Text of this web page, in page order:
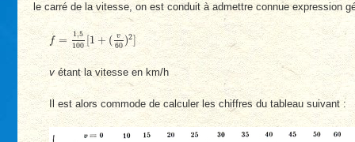
le carré de la vitesse, on est conduit à admettre connue expression
f = 1,5
100 [1 + ( v
60 )2]
f= ,5100 [ 1+ ( v60
v étant la vitesse en km/h
Il est alors commode de calculer les chiffres du tableau suivant :